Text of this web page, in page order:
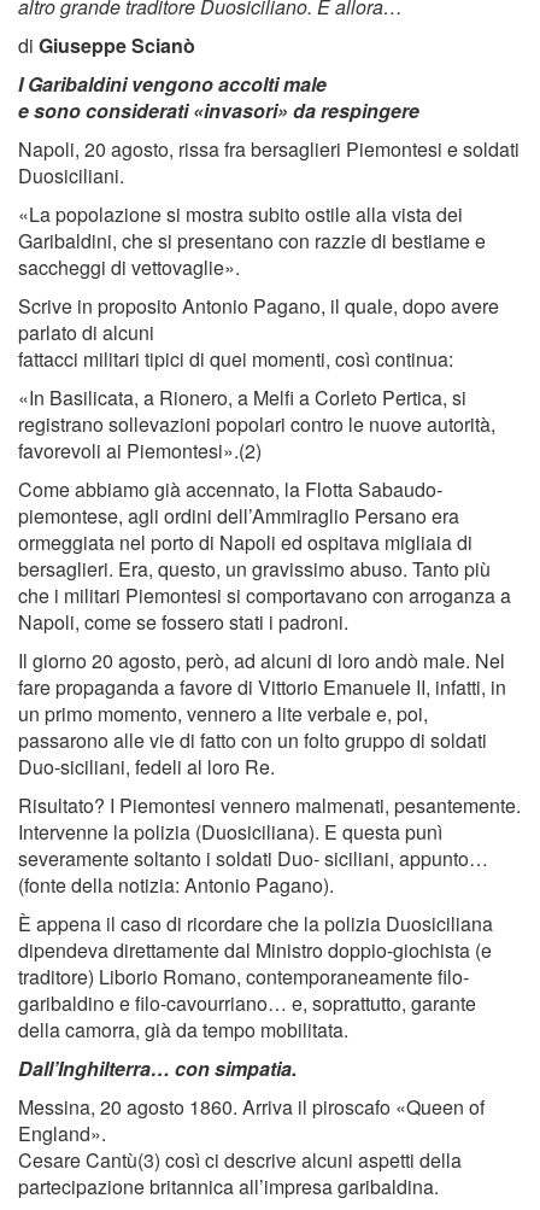
altro grande traditore Duosiciliano. E allora…
di Giuseppe Scianò
I Garibaldini vengono accolti male
e sono considerati «invasori» da respingere
Napoli, 20 agosto, rissa fra bersaglieri Piemontesi e soldati
Duosiciliani.
«La popolazione si mostra subito ostile alla vista dei
Garibaldini, che si presentano con razzie di bestiame e
saccheggi di vettovaglie».
Scrive in proposito Antonio Pagano, il quale, dopo avere
parlato di alcuni
fattacci militari tipici di quei momenti, così continua:
«In Basilicata, a Rionero, a Melﬁ a Corleto Pertica, si
registrano sollevazioni popolari contro le nuove autorità,
favorevoli ai Piemontesi».(2)
Come abbiamo già accennato, la Flotta Sabaudo-
piemontese, agli ordini dell’Ammiraglio Persano era
ormeggiata nel porto di Napoli ed ospitava migliaia di
bersaglieri. Era, questo, un gravissimo abuso. Tanto più
che i militari Piemontesi si comportavano con arroganza a
Napoli, come se fossero stati i padroni.
Il giorno 20 agosto, però, ad alcuni di loro andò male. Nel
fare propaganda a favore di Vittorio Emanuele II, infatti, in
un primo momento, vennero a lite verbale e, poi,
passarono alle vie di fatto con un folto gruppo di soldati
Duo-siciliani, fedeli al loro Re.
Risultato? I Piemontesi vennero malmenati, pesantemente.
Intervenne la polizia (Duosiciliana). E questa punì
severamente soltanto i soldati Duo- siciliani, appunto…
(fonte della notizia: Antonio Pagano).
È appena il caso di ricordare che la polizia Duosiciliana
dipendeva direttamente dal Ministro doppio-giochista (e
traditore) Liborio Romano, contemporaneamente ﬁlo-
garibaldino e ﬁlo-cavourriano… e, soprattutto, garante
della camorra, già da tempo mobilitata.
Dall’Inghilterra… con simpatia.
Messina, 20 agosto 1860. Arriva il piroscafo «Queen of
England».
Cesare Cantù(3) così ci descrive alcuni aspetti della
partecipazione britannica all’impresa garibaldina.